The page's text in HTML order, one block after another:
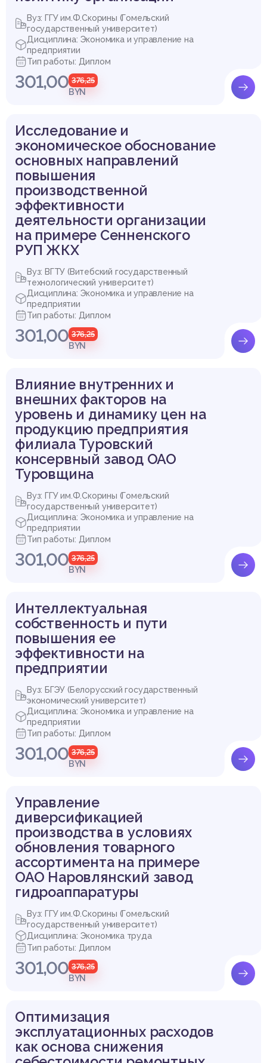
Вуз: ГГУ им.Ф.Скорины (Гомельский
государственный университет)
Дисциплина: Экономика и управление на
предприятии
Тип работы: Диплом
301,00 376,25
BYN
Исследование и
экономическое обоснование
основных направлений
повышения
производственной
эффективности
деятельности организации
на примере Сенненского
РУП ЖКХ
Вуз: ВГТУ (Витебский государственный
технологический университет)
Дисциплина: Экономика и управление на
предприятии
Тип работы: Диплом
301,00 376,25
BYN
Влияние внутренних и
внешних факторов на
уровень и динамику цен на
продукцию предприятия
филиала Туровский
консервный завод ОАО
Туровщина
Вуз: ГГУ им.Ф.Скорины (Гомельский
государственный университет)
Дисциплина: Экономика и управление на
предприятии
Тип работы: Диплом
301,00 376,25
BYN
Интеллектуальная
собственность и пути
повышения ее
эффективности на
предприятии
Вуз: БГЭУ (Белорусский государственный
экономический университет)
Дисциплина: Экономика и управление на
предприятии
Тип работы: Диплом
301,00 376,25
BYN
Управление
диверсификацией
производства в условиях
обновления товарного
ассортимента на примере
ОАО Наровлянский завод
гидроаппаратуры
Вуз: ГГУ им.Ф.Скорины (Гомельский
государственный университет)
Дисциплина: Экономика труда
Тип работы: Диплом
301,00 376,25
BYN
Оптимизация
эксплуатационных расходов
как основа снижения